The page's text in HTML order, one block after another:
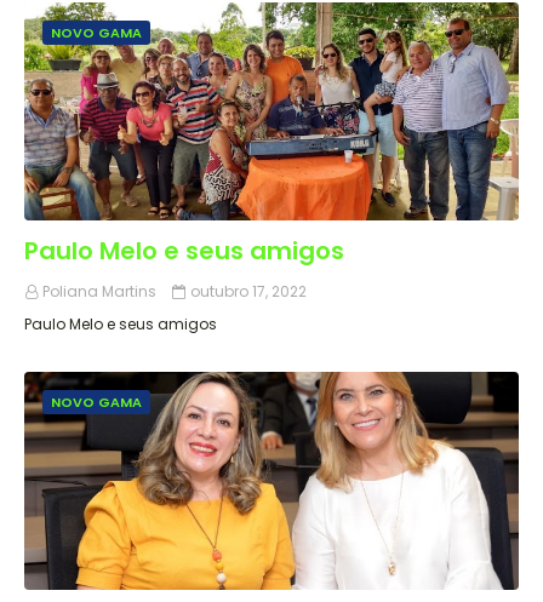
NOVO GAMA
Paulo Melo e seus amigos
Poliana Martins
outubro 17, 2022
Paulo Melo e seus amigos
NOVO GAMA